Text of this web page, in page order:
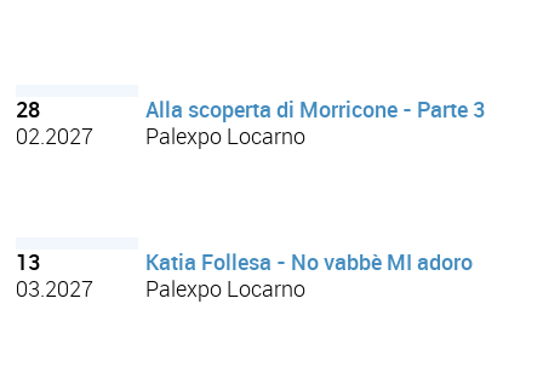
28
02.2027
Alla scoperta di Morricone - Parte 3
Palexpo Locarno
13
03.2027
Katia Follesa - No vabbè MI adoro
Palexpo Locarno